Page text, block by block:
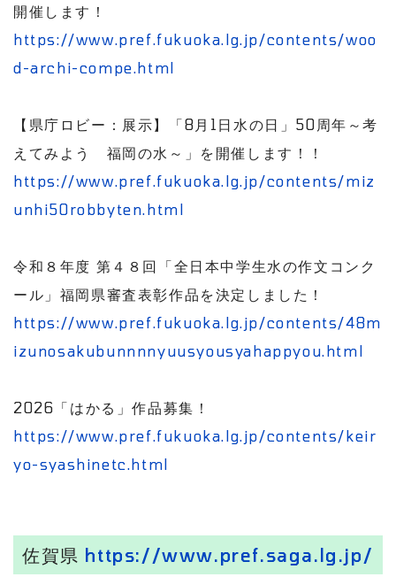
開催します！
https://www.pref.fukuoka.lg.jp/contents/woo
d-archi-compe.html
【県庁ロビー：展示】「8月1日水の日」50周年～考
えてみよう 福岡の水～」を開催します！！
https://www.pref.fukuoka.lg.jp/contents/miz
unhi50robbyten.html
令和８年度 第４８回「全日本中学生水の作文コンク
ール」福岡県審査表彰作品を決定しました！
https://www.pref.fukuoka.lg.jp/contents/48m
izunosakubunnnnyuusyousyahappyou.html
2026「はかる」作品募集！
https://www.pref.fukuoka.lg.jp/contents/keir
yo-syashinetc.html
佐賀県 https://www.pref.saga.lg.jp/